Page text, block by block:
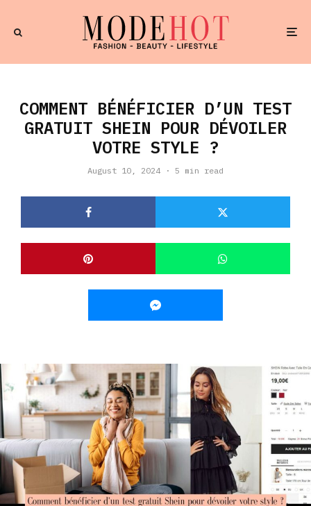
COMMENT BÉNÉFICIER D’UN TEST
GRATUIT SHEIN POUR DÉVOILER
VOTRE STYLE ?
August 10, 2024 · 5 min read